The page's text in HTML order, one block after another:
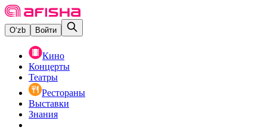
O‘zb Войти
Кино
Концерты
Театры
Рестораны
Выставки
Знания